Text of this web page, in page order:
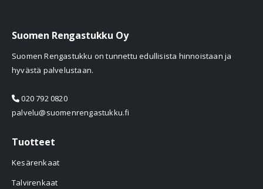
Suomen Rengastukku Oy
Suomen Rengastukku on tunnettu edullisista hinnoistaan ja
hyvästä palvelustaan.
020 792 0820
palvelu@suomenrengastukku.fi
Tuotteet
Kesärenkaat
Talvirenkaat